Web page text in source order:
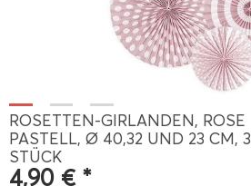
ROSETTEN-GIRLANDEN, ROSE
PASTELL, Ø 40,32 UND 23 CM, 3
STÜCK
4,90 € *